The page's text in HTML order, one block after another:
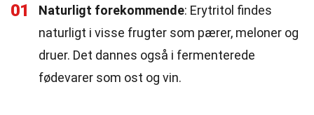
01 Naturligt forekommende: Erytritol findes
naturligt i visse frugter som pærer, meloner og
druer. Det dannes også i fermenterede
fødevarer som ost og vin.